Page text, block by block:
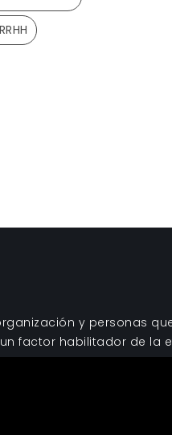
y personas
factor habilitador de la